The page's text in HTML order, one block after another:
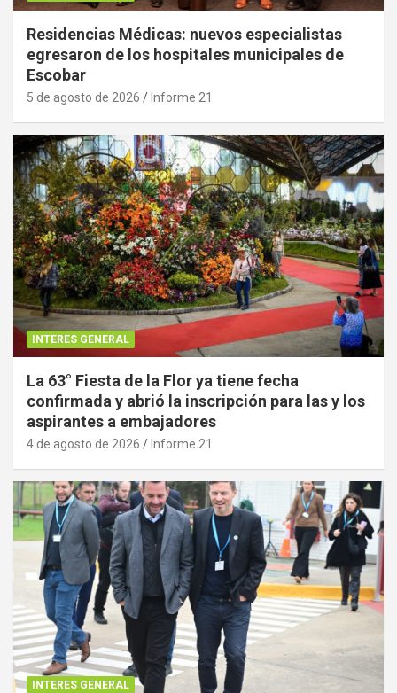
Residencias Médicas: nuevos especialistas
egresaron de los hospitales municipales de
Escobar
5 de agosto de 2026 Informe 21
INTERES GENERAL
La 63° Fiesta de la Flor ya tiene fecha
confirmada y abrió la inscripción para las y los
aspirantes a embajadores
4 de agosto de 2026 Informe 21
INTERES GENERAL